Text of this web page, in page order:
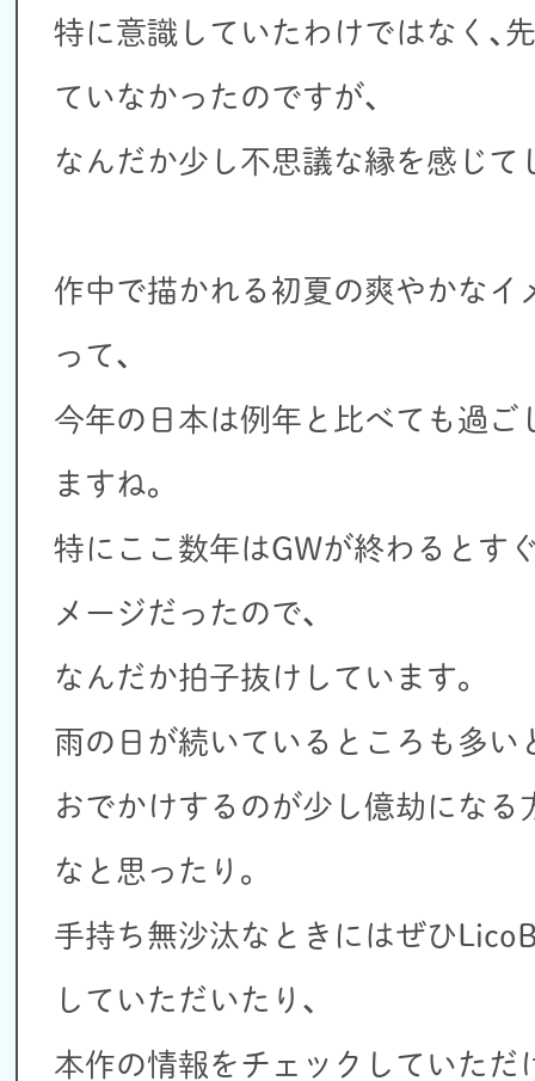
特に意識していたわけではなく、
ていなかったのですが、
なんだか少し不思議な縁を感じて
作中で描かれる初夏の爽やかなイ
って、
今年の日本は例年と比べても過ご
ますね。
特にここ数年はGWが終わるとす
メージだったので、
なんだか拍子抜けしています。
雨の日が続いているところも多い
おでかけするのが少し億劫になる
なと思ったり。
手持ち無沙汰なときにはぜひ
していただいたり、
本作の情報をチェックしていただ